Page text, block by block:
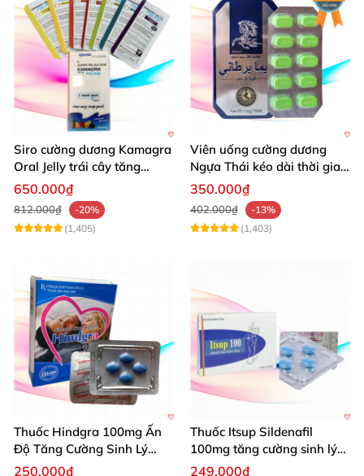
Siro cường dương Kamagra
Oral Jelly trái cây tăng
cường sinh lý nam
650.000₫
812.000₫
-20%
(1,405)
Viên uống cường dương
Ngựa Thái kéo dài thời gian
quan hệ
350.000₫
402.000₫
-13%
(1,403)
Thuốc Hindgra 100mg Ấn
Độ Tăng Cường Sinh Lý
Nam Hiệu Quả
250.000₫
Thuốc Itsup Sildenafil
100mg tăng cường sinh lý
kéo dài thời gian cho nam
249.000₫